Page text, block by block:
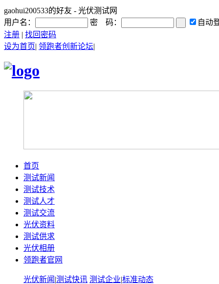
gaohui200533的好友 - 光伏测试网
用户名：
密 码：
自动
注册 | 找回密码
设为首页| 领跑者创新论坛|
首页
测试新闻
测试技术
测试人才
测试交流
光伏资料
测试供求
光伏相册
领跑者官网
光伏新闻 |测试快讯 测试企业|标准动态